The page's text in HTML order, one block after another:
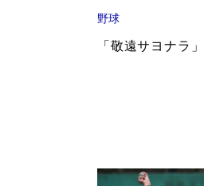
野球
「敬遠サヨナラ